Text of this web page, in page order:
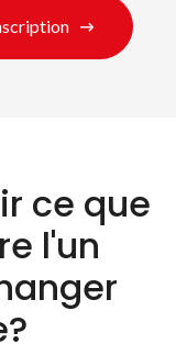
ce que
l'un